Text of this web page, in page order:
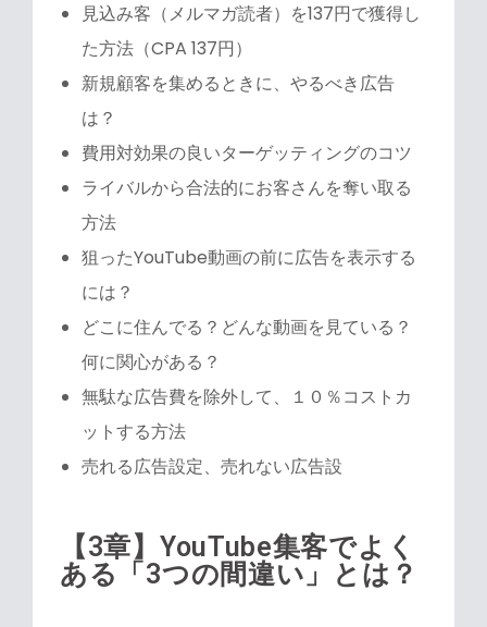
見込み客（メルマガ読者）を137円で獲得し
た方法（CPA 137円）
新規顧客を集めるときに、やるべき広告
は？
費用対効果の良いターゲッティングのコツ
ライバルから合法的にお客さんを奪い取る
方法
狙ったYouTube動画の前に広告を表示する
には？
どこに住んでる？どんな動画を見ている？
何に関心がある？
無駄な広告費を除外して、１０％コストカ
ットする方法
売れる広告設定、売れない広告設
【3章】YouTube集客でよく
ある「3つの間違い」とは？